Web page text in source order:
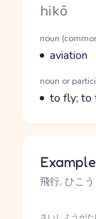
Romaji
hikō
Word
Parts of
noun
Meaning
aviation
Parts of
noun or
Meaning
to fly; to
飛行, ひこ